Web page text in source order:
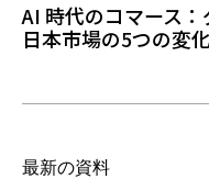
AI 時代のコマース
日本市場の5つの変化
最新の資料